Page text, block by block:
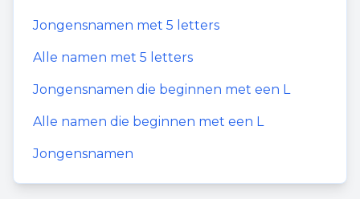
Jongensnamen met 5 letters
Alle namen met 5 letters
Jongensnamen die beginnen met een L
Alle namen die beginnen met een L
Jongensnamen